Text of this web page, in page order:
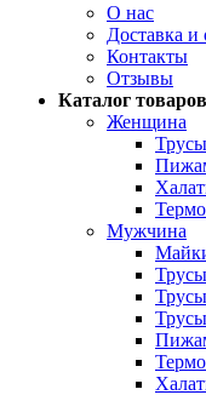
О нас
Доставка и
Контакты
Отзывы
Каталог товаров
Женщина
Мужчина